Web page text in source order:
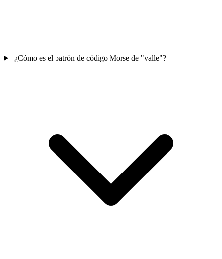
¿Cómo es el patrón de código Morse de "valle"?